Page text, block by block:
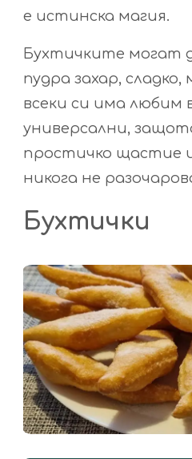
е истинска магия.
Бухтичките могат
пудра захар, сладко,
всеки си има любим
универсални,
простичко щастие
никога не
Бухтички